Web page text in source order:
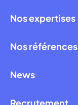
Nos expertises
Nos références
News
Recrutement